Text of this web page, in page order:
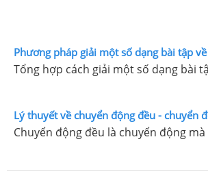
Phương pháp giải một số dạng bài tập
Tổng hợp cách giải một số dạng bài
Lý thuyết về chuyển động đều - chuyển
Chuyển động đều là chuyển động